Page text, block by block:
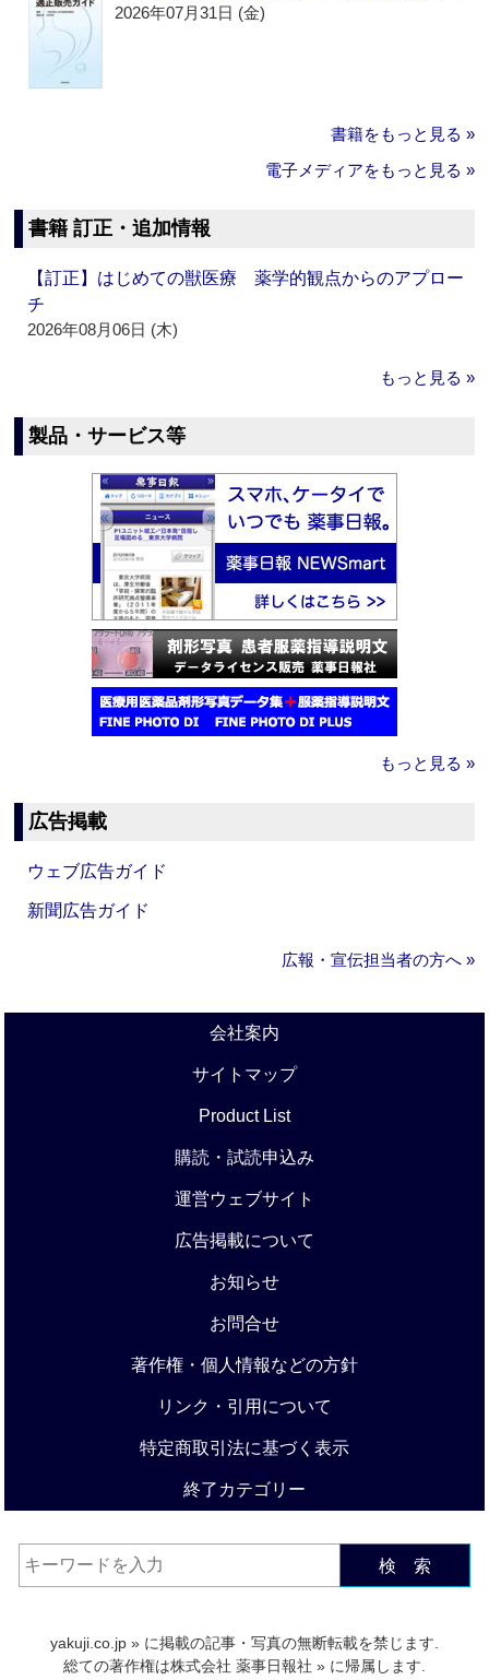
2026年07月31日 (金)
書籍をもっと見る »
電子メディアをもっと見る »
書籍 訂正・追加情報
【訂正】はじめての獣医療 薬学的観点からのアプロー
チ
2026年08月06日 (木)
もっと見る »
製品・サービス等
もっと見る »
広告掲載
ウェブ広告ガイド
新聞広告ガイド
広報・宣伝担当者の方へ »
会社案内
サイトマップ
Product List
購読・試読申込み
運営ウェブサイト
広告掲載について
お知らせ
お問合せ
著作権・個人情報などの方針
リンク・引用について
特定商取引法に基づく表示
終了カテゴリー
検 索
yakuji.co.jp » に掲載の記事・写真の無断転載を禁じます.
総ての著作権は株式会社 薬事日報社 » に帰属します.